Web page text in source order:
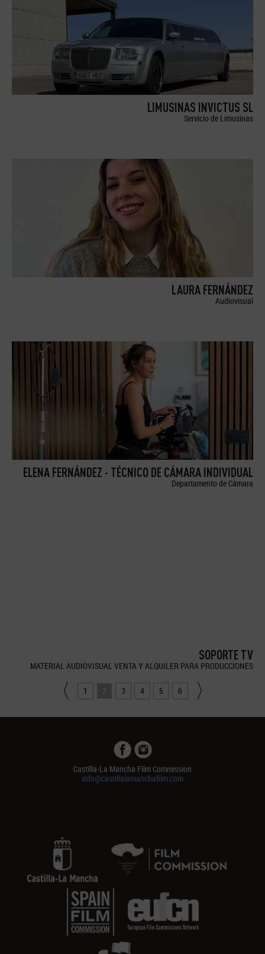
LIMUSINAS INVICTUS SL
Servicio de Limusinas
LAURA FERNÁNDEZ
Audiovisual
ELENA FERNÁNDEZ - TÉCNICO DE CÁMARA INDIVIDUAL
Departamento de Cámara
SOPORTE TV
MATERIAL AUDIOVISUAL VENTA Y ALQUILER PARA PRODUCCIONES
1 2 3 4 5 6
Castilla-La Mancha Film Commission
info@castillalamanchafilm.com